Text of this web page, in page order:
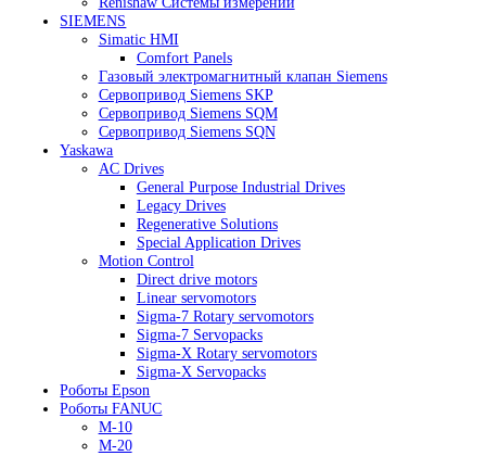
CMM Renishaw
Renishaw Cтилусы
Renishaw Аксессуары
Renishaw Калибровка
Renishaw Системы измерений
SIEMENS
Simatic HMI
Газовый электромагнитный клапан Siemens
Сервопривод Siemens SKP
Сервопривод Siemens SQM
Сервопривод Siemens SQN
Yaskawa
AC Drives
General Purpose Industrial Drives
Legacy Drives
Regenerative Solutions
Special Application Drives
Motion Control
Direct drive motors